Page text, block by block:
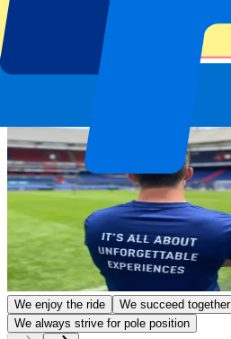
We enjoy the ride We succeed together
We always strive for pole position